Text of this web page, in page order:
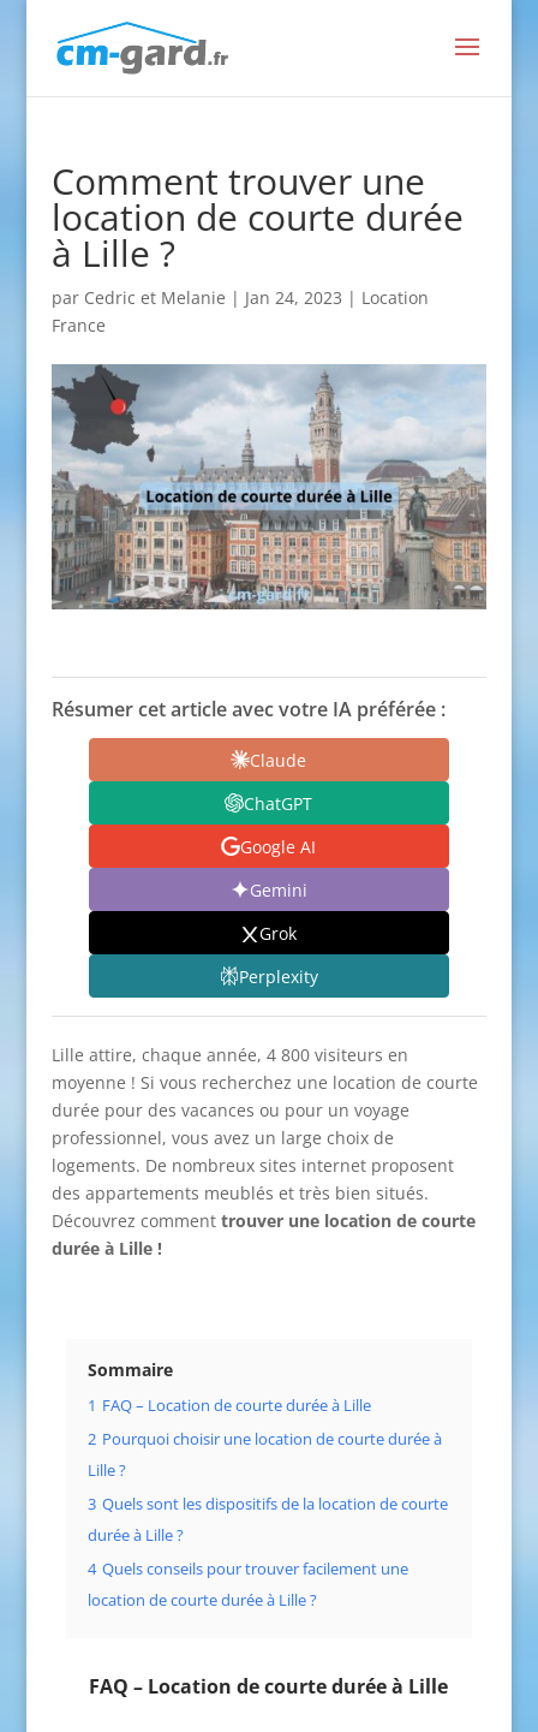
Comment trouver une
location de courte durée
à Lille ?
par Cedric et Melanie | Jan 24, 2023 | Location
France
Résumer cet article avec votre IA préférée :
Claude
ChatGPT
Google AI
Gemini
Grok
Perplexity
Lille attire, chaque année, 4 800 visiteurs en
moyenne ! Si vous recherchez une location de courte
durée pour des vacances ou pour un voyage
professionnel, vous avez un large choix de
logements. De nombreux sites internet proposent
des appartements meublés et très bien situés.
Découvrez comment trouver une location de courte
durée à Lille !
Sommaire
1 FAQ – Location de courte durée à Lille
2 Pourquoi choisir une location de courte durée à
Lille ?
3 Quels sont les dispositifs de la location de courte
durée à Lille ?
4 Quels conseils pour trouver facilement une
location de courte durée à Lille ?
FAQ – Location de courte durée à Lille